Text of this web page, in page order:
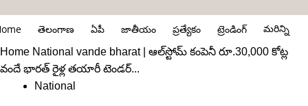
తెలంగాణ ఏపీ జాతీయం ప్రత్యేకం ట్రెండింగ్ మరిన్ని
Home National vande bharat | ఆల్‌స్టోమ్ కంపెనీ రూ.30,000 కోట్ల
వందే భారత్ రైళ్ల తయారీ టెండర్‌...
National